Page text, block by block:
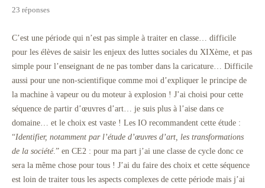
23 réponses
C’est une période qui n’est pas simple à traiter en classe… difficile
pour les élèves de saisir les enjeux des luttes sociales du XIXème, et pas
simple pour l’enseignant de ne pas tomber dans la caricature… Difficile
aussi pour une non-scientifique comme moi d’expliquer le principe de
la machine à vapeur ou du moteur à explosion ! J’ai choisi pour cette
séquence de partir d’œuvres d’art… je suis plus à l’aise dans ce
domaine… et le choix est vaste ! Les IO recommandent cette étude :
“Identifier, notamment par l’étude d’œuvres d’art, les transformations
de la société.” en CE2 : pour ma part j’ai une classe de cycle donc ce
sera la même chose pour tous ! J’ai du faire des choix et cette séquence
est loin de traiter tous les aspects complexes de cette période mais j’ai